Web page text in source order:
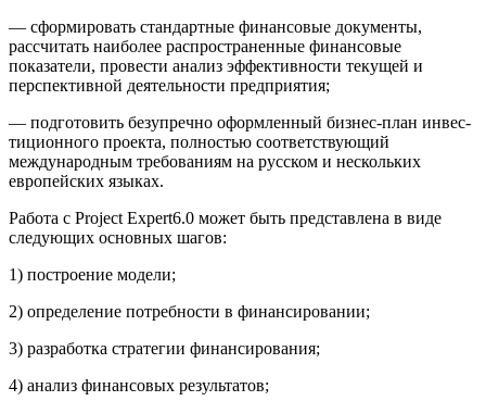
— сформировать стандартные финансовые документы,
рассчи­тать наиболее распространенные финансовые
показатели, провести анализ эффективности текущей и
перспективной деятельности предприятия;
— подготовить безупречно оформленный бизнес-план инвес­
тиционного проекта, полностью соответствующий
международным требованиям на русском и нескольких
европейских языках.
Работа с Project Expert6.0 может быть представлена в виде
следующих основных шагов:
1) построение модели;
2) определение потребности в финансировании;
3) разработка стратегии финансирования;
4) анализ финансовых результатов;